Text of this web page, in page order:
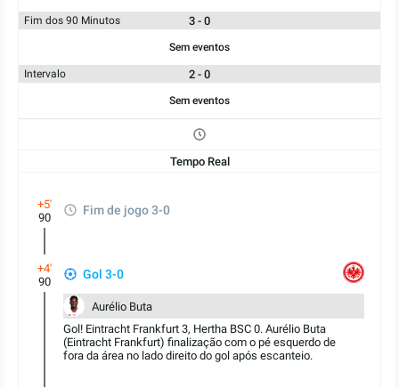
Fim dos 90 Minutos 3 - 0
Sem eventos
Intervalo 2 - 0
Sem eventos
Tempo Real
+5'
90
Fim de jogo 3-0
+4'
90
Gol 3-0
Aurélio Buta
Gol! Eintracht Frankfurt 3, Hertha BSC 0. Aurélio Buta
(Eintracht Frankfurt) finalização com o pé esquerdo de
fora da área no lado direito do gol após escanteio.